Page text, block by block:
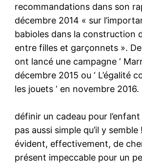
recommandations dans son
décembre 2014 « sur
babioles dans la construction
entre filles et garçonnets ».
ont lancé une campagne ‘
décembre 2015 ou ‘ L’égalité
les jouets ‘ en novembre 2016.
définir un cadeau pour l’enfant
pas aussi simple qu’il y
évident, effectivement, de
présent impeccable pour un